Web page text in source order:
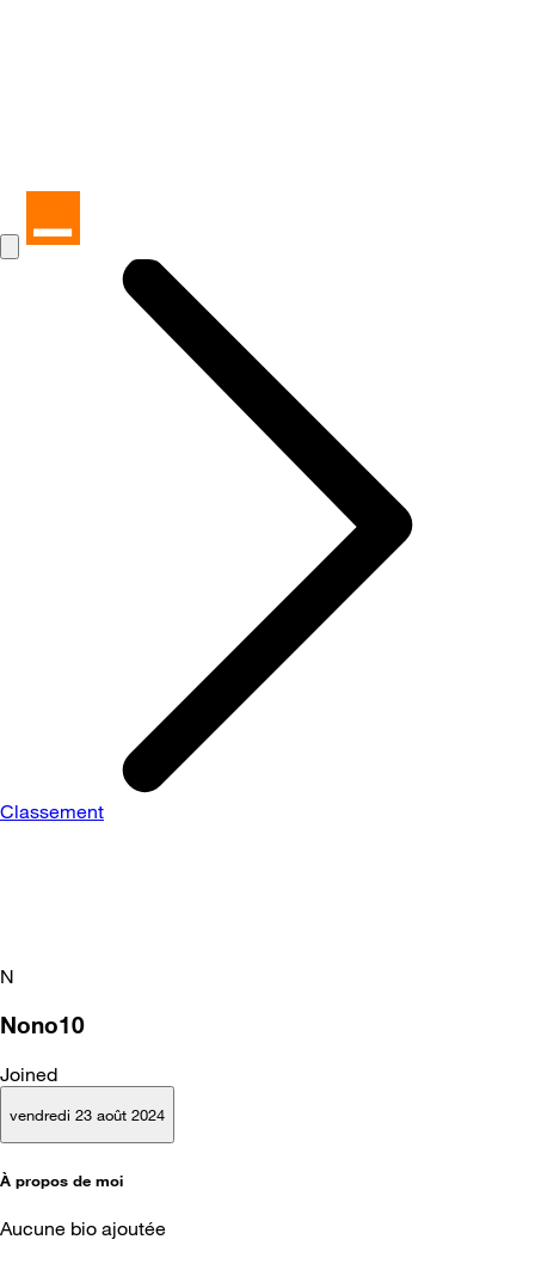
Classement
N
Nono10
Joined
vendredi 23 août 2024
À propos de moi
Aucune bio ajoutée